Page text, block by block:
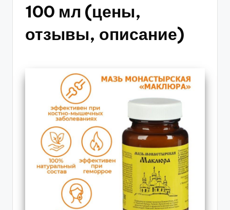
100 мл (цены,
отзывы, описание)